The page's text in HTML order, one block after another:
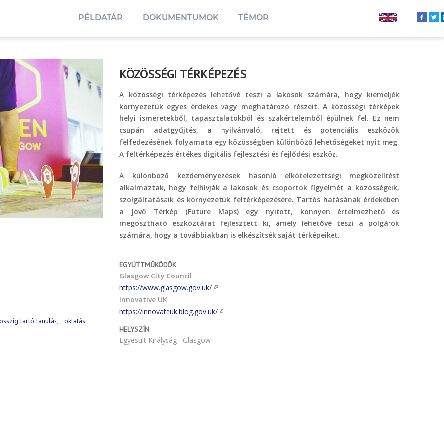
PÉLDATÁR DOKUMENTUMOK TÉMOR
tartó tanulás
oktatás
KÖZÖSSÉGI TÉRKÉPEZÉS
A közösségi térképezés lehetővé teszi a lakosok számára, hogy kiemeljék
környezetük egyes érdekes vagy meghatározó részeit. A közösségi térképek
helyi ismeretekből, tapasztalatokból és szakértelemből épülnek fel. Ez nem
csupán adatgyűjtés, a nyilvánvaló, rejtett és potenciális eszközök
felfedezésének folyamata egy közösségben különböző lehetőségeket nyit meg.
A feltérképezés értékes digitális fejlesztési és fejlődési eszköz.
A különböző kezdeményezések hasonló elkötelezettségi megközelítést
alkalmaztak, hogy felhívják a lakosok és csoportok figyelmét a közösségeik,
szolgáltatásaik és környezetük feltérképezésére. Tartós hatásának érdekében
a Jövő Térkép (Future Maps) egy nyitott, könnyen értelmezhető és
megosztható eszköztárat fejlesztett ki, amely lehetővé teszi a polgárok
számára, hogy a továbbiakban is elkészítsék saját térképeiket.
EGYÜTTMŰKÖDŐK
Glasgow City Council
https://www.glasgow.gov.uk/
Innovative UK
https://innovateuk.blog.gov.uk/
HELYSZÍN
Egyesült Királyság Glasgow